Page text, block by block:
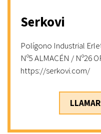
Serkovi
Polígono Industrial
Nº5 ALMACÉN / Nº26
https://serkovi.com/
LLAMAR